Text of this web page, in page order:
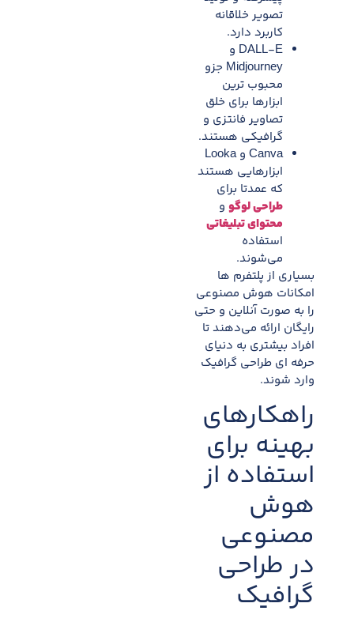
تصویر خلاقانه
کاربرد دارد.​
DALL-E و
Midjourney جزو
محبوب ترین
ابزارها برای خلق
تصاویر فانتزی و
گرافیکی هستند.​
Canva و Looka
ابزارهایی هستند
که عمدتا برای
طراحی لوگو و
محتوای تبلیغاتی
استفاده
می‌شوند.​
بسیاری از پلتفرم ها
امکانات هوش مصنوعی
را به صورت آنلاین و حتی
رایگان ارائه می‌دهند تا
افراد بیشتری به دنیای
حرفه ای طراحی گرافیک
وارد شوند.​
راهکارهای
بهینه برای
استفاده از
هوش
مصنوعی
در طراحی
گرافیک